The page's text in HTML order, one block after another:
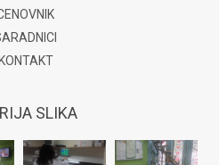
KONTAKT
SLIKA